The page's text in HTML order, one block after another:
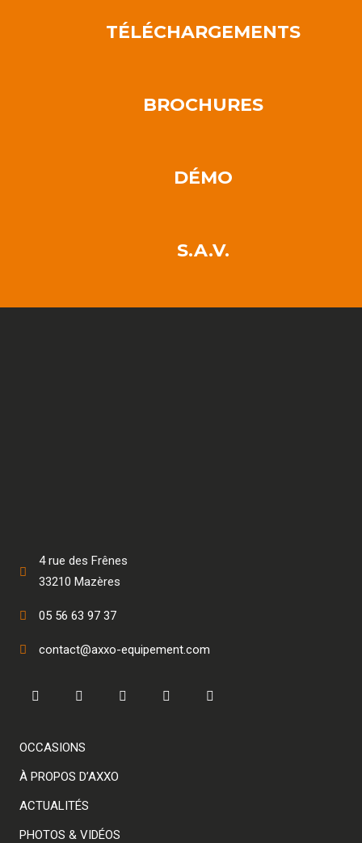
TÉLÉCHARGEMENTS
BROCHURES
DÉMO
S.A.V.
4 rue des Frênes
33210 Mazères
05 56 63 97 37
contact@axxo-equipement.com
OCCASIONS
À PROPOS D’AXXO
ACTUALITÉS
PHOTOS & VIDÉOS